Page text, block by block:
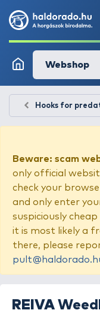
Webshop
Hooks for
Beware: scam
only official
check your
and only enter
suspiciously
it is most likely a
there, please
REIVA